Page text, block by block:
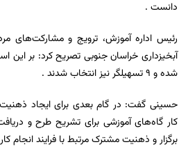
دانست .
رئیس اداره آموزش، ترویج و مشارکت‌های
شده و 9 تسهیلگر نیز انتخاب شدند .
حسینی گفت: در گام بعدی برای ایجاد
کار گاه‌های آموزشی برای تشریح طرح و
برگزار و ذهنیت مشترک مرتبط با فرایند انجام